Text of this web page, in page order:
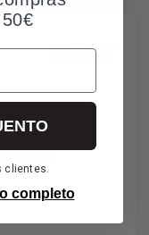
clientes.
completo